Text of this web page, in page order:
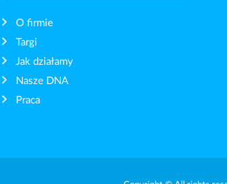
O firmie
Targi
Jak działamy
Nasze DNA
Praca